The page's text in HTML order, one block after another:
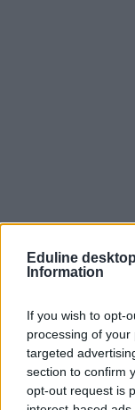
Eduline
Information
If you wish to opt-
processing of
targeted
section to confirm
opt-out request is